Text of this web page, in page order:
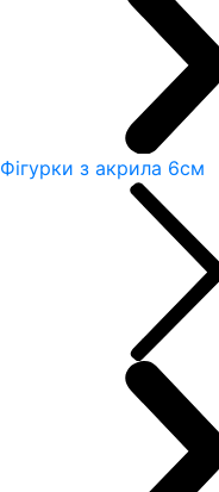
Фігурки з акрила 6см